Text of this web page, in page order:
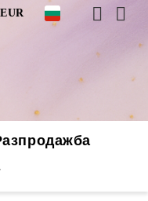
EUR